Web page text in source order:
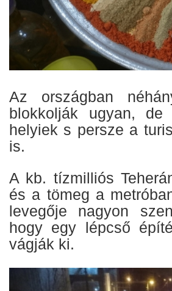
Az országban
blokkolják ugyan,
helyiek s persze a
is.
A kb. tízmilliós
és a tömeg a
levegője nagyon
hogy egy lépcső
vágják ki.